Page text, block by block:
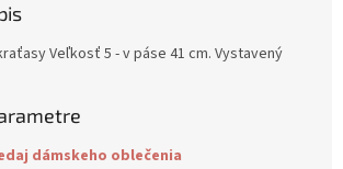
Veľkosť 5 - v páse 41 cm. Vystavený
dámskeho oblečenia